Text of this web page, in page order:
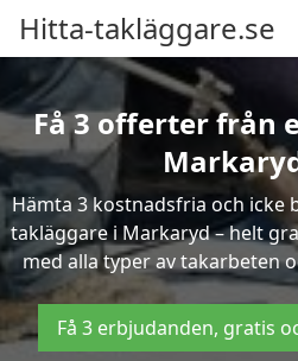
Hitta-takläggare.se
Få 3 offerter från
Hämta 3 kostnadsfria och icke
takläggare i Markaryd – helt
med alla typer av takarbeten
Få 3 erbjudanden, gratis